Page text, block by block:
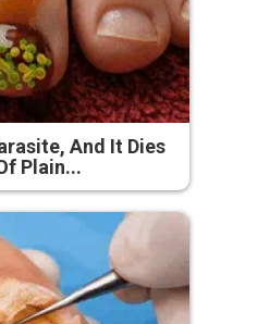
And It Dies
Plain...